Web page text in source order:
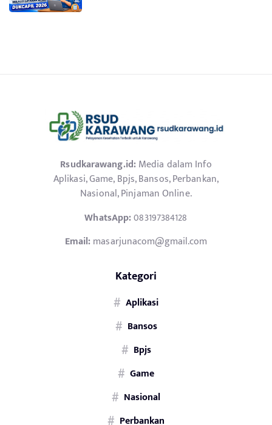
Rsudkarawang.id:Media dalam Info
Aplikasi, Game, Bpjs, Bansos, Perbankan,
Nasional, Pinjaman Online.
WhatsApp:083197384128
Email:masarjunacom@gmail.com
Kategori
Aplikasi
Bansos
Bpjs
Game
Nasional
Perbankan